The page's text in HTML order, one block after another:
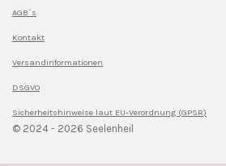
AGB´s
Kontakt
Versandinformationen
DSGVO
Sicherheitshinweise laut EU-Verordnung (GPSR)
© 2024 - 2026 Seelenheil